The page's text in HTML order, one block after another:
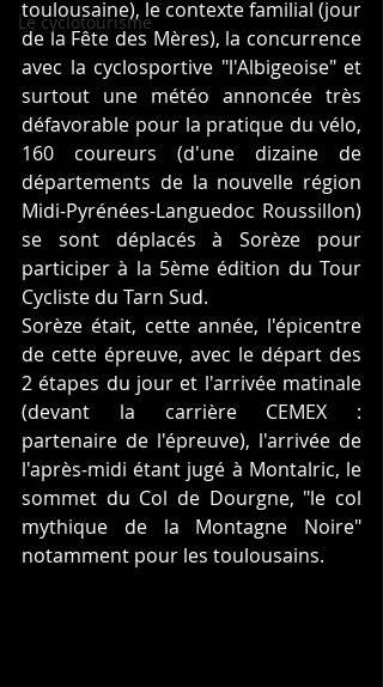
Le cyclotourisme
toulousaine), le contexte familial (jour
de la Fête des Mères), la concurrence
avec la cyclosportive "l'Albigeoise" et
surtout une météo annoncée très
défavorable pour la pratique du vélo,
160 coureurs (d'une dizaine de
départements de la nouvelle région
Midi-Pyrénées-Languedoc Roussillon)
se sont déplacés à Sorèze pour
participer à la 5ème édition du Tour
Cycliste du Tarn Sud.
Sorèze était, cette année, l'épicentre
de cette épreuve, avec le départ des
2 étapes du jour et l'arrivée matinale
(devant la carrière CEMEX :
partenaire de l'épreuve), l'arrivée de
l'après-midi étant jugé à Montalric, le
sommet du Col de Dourgne, "le col
mythique de la Montagne Noire"
notamment pour les toulousains.